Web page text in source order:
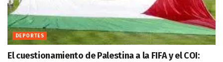
DEPORTES
El cuestionamiento de Palestina a la FIFA y el COI: